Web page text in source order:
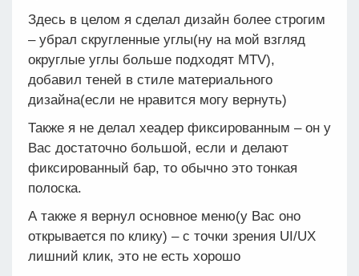
Здесь в целом я сделал дизайн более строгим
– убрал скругленные углы(ну на мой взгляд
округлые углы больше подходят MTV),
добавил теней в стиле материального
дизайна(если не нравится могу вернуть)
Также я не делал хеадер фиксированным – он у
Вас достаточно большой, если и делают
фиксированный бар, то обычно это тонкая
полоска.
А также я вернул основное меню(у Вас оно
открывается по клику) – с точки зрения UI/UX
лишний клик, это не есть хорошо